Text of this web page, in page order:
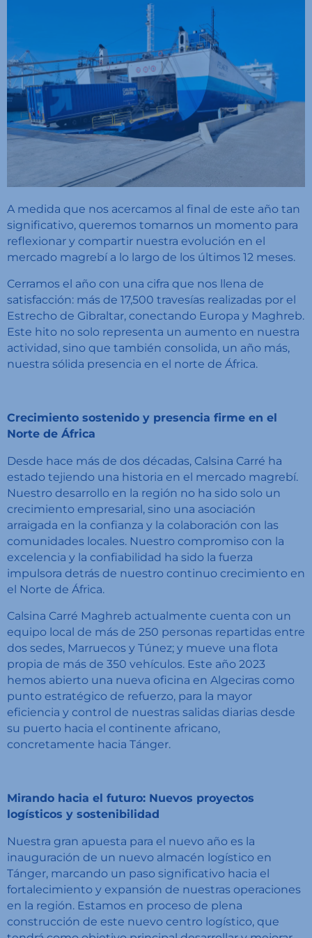
A medida que nos acercamos al final de este año tan
significativo, queremos tomarnos un momento para
reflexionar y compartir nuestra evolución en el
mercado magrebí a lo largo de los últimos 12 meses.
Cerramos el año con una cifra que nos llena de
satisfacción: más de 17,500 travesías realizadas por el
Estrecho de Gibraltar, conectando Europa y Maghreb.
Este hito no solo representa un aumento en nuestra
actividad, sino que también consolida, un año más,
nuestra sólida presencia en el norte de África.
Crecimiento sostenido y presencia firme en el
Norte de África
Desde hace más de dos décadas, Calsina Carré ha
estado tejiendo una historia en el mercado magrebí.
Nuestro desarrollo en la región no ha sido solo un
crecimiento empresarial, sino una asociación
arraigada en la confianza y la colaboración con las
comunidades locales. Nuestro compromiso con la
excelencia y la confiabilidad ha sido la fuerza
impulsora detrás de nuestro continuo crecimiento en
el Norte de África.
Calsina Carré Maghreb actualmente cuenta con un
equipo local de más de 250 personas repartidas entre
dos sedes, Marruecos y Túnez; y mueve una flota
propia de más de 350 vehículos. Este año 2023
hemos abierto una nueva oficina en Algeciras como
punto estratégico de refuerzo, para la mayor
eficiencia y control de nuestras salidas diarias desde
su puerto hacia el continente africano,
concretamente hacia Tánger.
Mirando hacia el futuro: Nuevos proyectos
logísticos y sostenibilidad
Nuestra gran apuesta para el nuevo año es la
inauguración de un nuevo almacén logístico en
Tánger, marcando un paso significativo hacia el
fortalecimiento y expansión de nuestras operaciones
en la región. Estamos en proceso de plena
construcción de este nuevo centro logístico, que